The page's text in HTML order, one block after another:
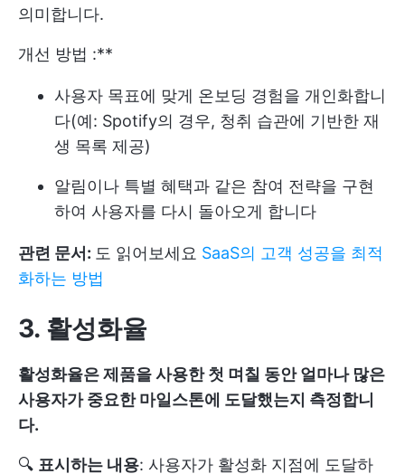
의미합니다.
개선 방법 :**
사용자 목표에 맞게 온보딩 경험을 개인화합니
다(예: Spotify의 경우, 청취 습관에 기반한 재
생 목록 제공)
알림이나 특별 혜택과 같은 참여 전략을 구현
하여 사용자를 다시 돌아오게 합니다
관련 문서: 도 읽어보세요 SaaS의 고객 성공을 최적
화하는 방법
3. 활성화율
활성화율은 제품을 사용한 첫 며칠 동안 얼마나 많은
사용자가 중요한 마일스톤에 도달했는지 측정합니
다.
🔍 표시하는 내용: 사용자가 활성화 지점에 도달하